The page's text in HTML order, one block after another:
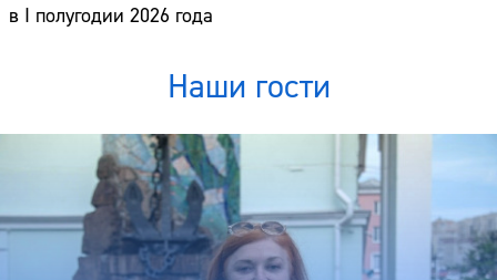
в I полугодии 2026 года
Наши гости